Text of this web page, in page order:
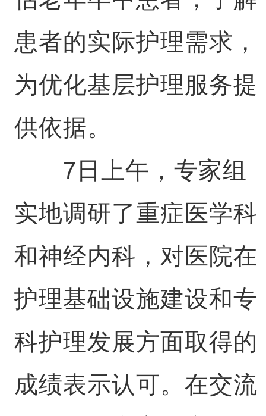
患者的实际护理需求，
为优化基层护理服务提
供依据。
7日上午，专家组
实地调研了重症医学科
和神经内科，对医院在
护理基础设施建设和专
科护理发展方面取得的
成绩表示认可。在交流